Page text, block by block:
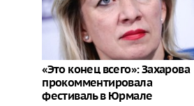
«Это конец всего»: Захарова
прокомментировала
фестиваль в Юрмале